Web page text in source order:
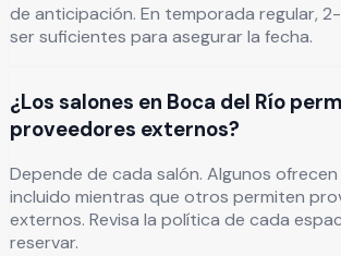
de anticipación. En temporada regular,
ser suficientes para asegurar la fecha.
¿Los salones en Boca del Río
proveedores externos?
Depende de cada salón. Algunos
incluido mientras que otros permiten
externos. Revisa la política de cada
reservar.